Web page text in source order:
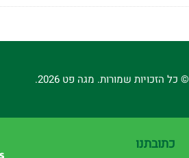
© כל הזכויות שמורות. מגה פט 2026.
כתובתנו